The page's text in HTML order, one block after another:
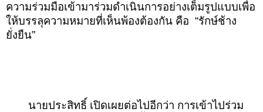
ความร่วมมือเข้ามาร่วมดำเนินการอย่างเต็มรูปแบบเพื่อ
ให้บรรลุความหมายที่เห็นพ้องต้องกัน คือ “รักษ์ช้าง
ยั่งยืน”
นายประสิทธิ์ เปิดเผยต่อไปอีกว่า การเข้าไปร่วม